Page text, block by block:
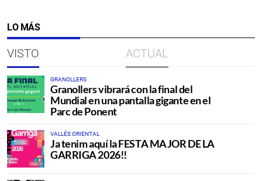
LO MÁS
VISTO ACTUAL
GRANOLLERS
Granollers vibrará con la final del
Mundial en una pantalla gigante en el
Parc de Ponent
VALLÉS ORIENTAL
Ja tenim aquí la FESTA MAJOR DE LA
GARRIGA 2026!!